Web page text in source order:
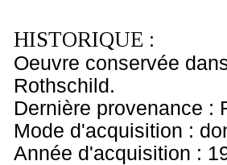
HISTORIQUE :
Oeuvre conservée
Rothschild.
Dernière provenance :
Mode d'acquisition :
Année d'acquisition :